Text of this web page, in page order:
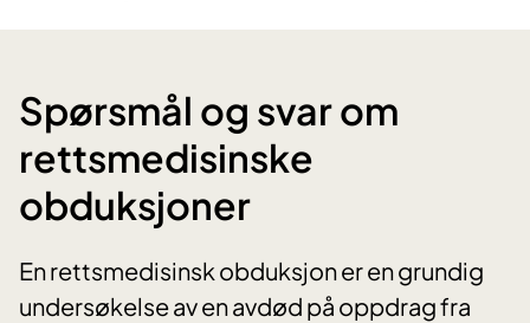
Spørsmål og svar om
rettsmedisinske
obduksjoner
En rettsmedisinsk obduksjon er en grundig
undersøkelse av en avdød på oppdrag fra